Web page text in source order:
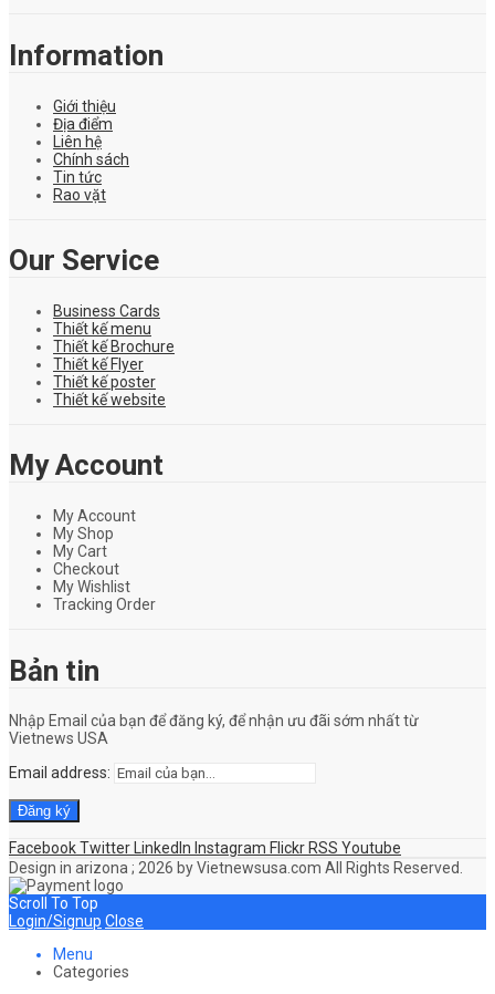
Information
Giới thiệu
Địa điểm
Liên hệ
Chính sách
Tin tức
Rao vặt
Our Service
Business Cards
Thiết kế menu
Thiết kế Brochure
Thiết kế Flyer
Thiết kế poster
Thiết kế website
My Account
My Account
My Shop
My Cart
Checkout
My Wishlist
Tracking Order
Bản tin
Nhập Email của bạn để đăng ký, để nhận ưu đãi sớm nhất từ
Vietnews USA
Email address:
FacebookTwitter LinkedIn Instagram Flickr RSS Youtube
Design in arizona ; 2026 by Vietnewsusa.com All Rights Reserved.
Scroll To Top
Login/Signup Close
Menu
Categories